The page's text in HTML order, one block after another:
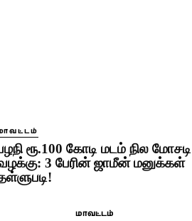
ரூ.100 கோடி மடம் நில மோசடி
3 பேரின் ஜாமீன் மனுக்கள்
மாவட்டம்